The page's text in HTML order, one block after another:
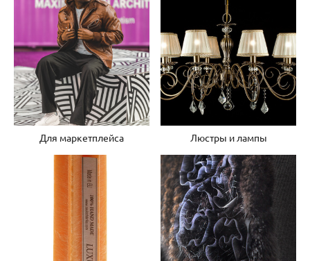
Для маркетплейса Люстры и лампы